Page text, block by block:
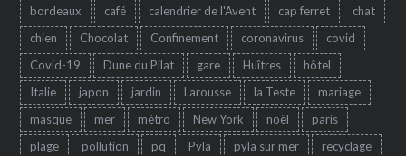
bordeaux
café calendrier de l'Avent cap ferret
chat
chien
Chocolat Confinement coronavirus
covid
Covid-19
Dune du Pilat gare Huîtres
hôtel
Italie
japon jardin Larousse la Teste
mariage
masque
mer métro New York noêl
paris
plage
pollution pq Pyla pyla sur mer
recyclage